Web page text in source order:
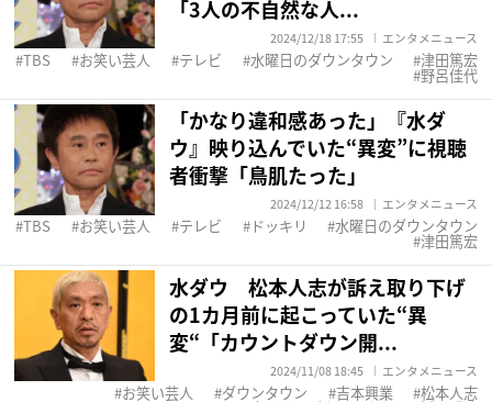
「3人の不自然な人...
2024/12/18 17:55 エンタメニュース
TBS お笑い芸人 テレビ 水曜日のダウンタウン 津田篤宏
野呂佳代
「かなり違和感あった」『水ダ
ウ』映り込んでいた“異変”に視聴
者衝撃「鳥肌たった」
2024/12/12 16:58 エンタメニュース
TBS お笑い芸人 テレビ ドッキリ 水曜日のダウンタウン
津田篤宏
水ダウ 松本人志が訴え取り下げ
の1カ月前に起こっていた“異
変“「カウントダウン開...
2024/11/08 18:45 エンタメニュース
お笑い芸人 ダウンタウン 吉本興業 松本人志